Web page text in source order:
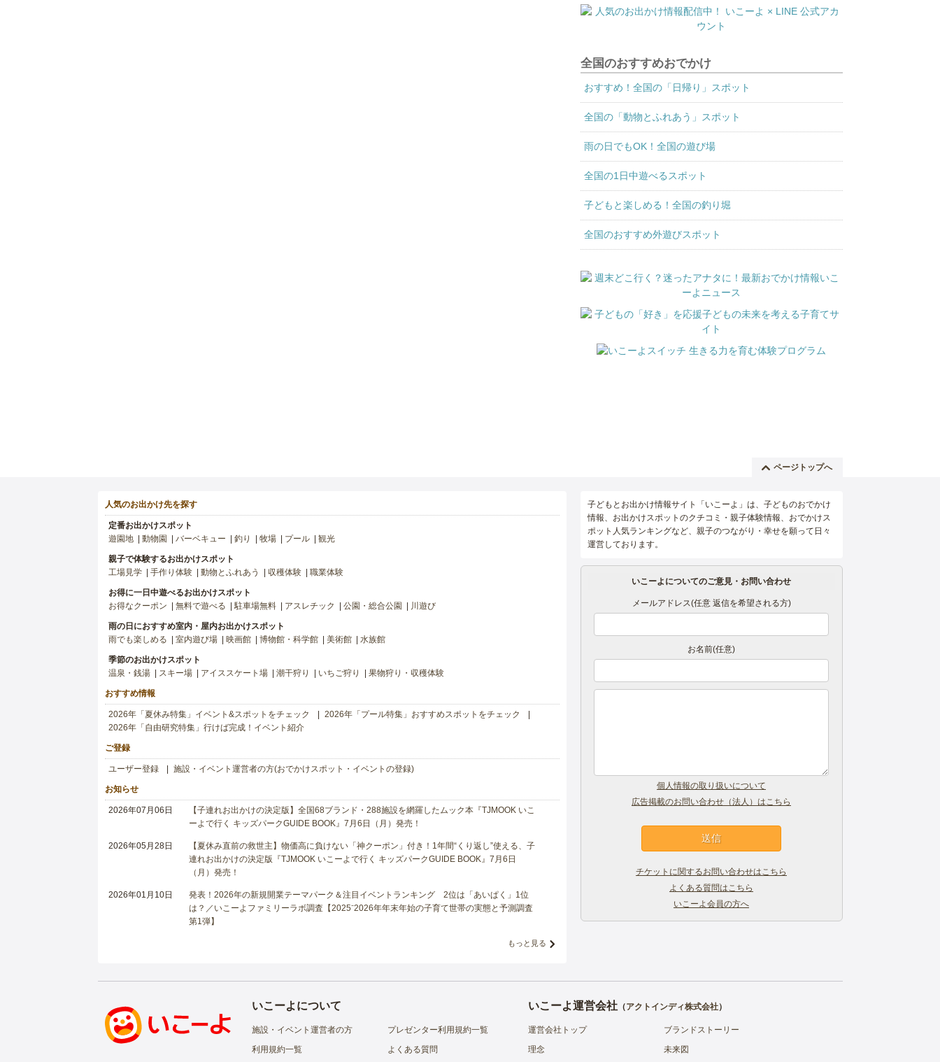
全国のおすすめおでかけ
おすすめ！全国の「日帰り」スポット
全国の「動物とふれあう」スポット
雨の日でもOK！全国の遊び場
全国の1日中遊べるスポット
子どもと楽しめる！全国の釣り堀
全国のおすすめ外遊びスポット
ページトップへ
人気のお出かけ先を探す
定番お出かけスポット
遊園地
動物園 バーベキュー 釣り 牧場 プール 観光
親子で体験するお出かけスポット
工場見学
手作り体験 動物とふれあう 収穫体験 職業体験
お得に一日中遊べるお出かけスポット
お得なクーポン
無料で遊べる 駐車場無料 アスレチック 公園・総合公園 川遊び
雨の日におすすめ室内・屋内お出かけスポット
雨でも楽しめる
室内遊び場 映画館 博物館・科学館 美術館 水族館
季節のお出かけスポット
温泉・銭湯
スキー場 アイススケート場 潮干狩り いちご狩り 果物狩り・収穫体験
おすすめ情報
2026年「夏休み特集」イベント&スポットをチェック
2026年「プール特集」おすすめスポットをチェック
2026年「自由研究特集」行けば完成！イベント紹介
ご登録
ユーザー登録 施設・イベント運営者の方(おでかけスポット・イベントの登録)
お知らせ
2026年07月06日
【子連れお出かけの決定版】全国68ブランド・288施設を網羅したムック本『TJMOOK いこ
ーよで行く キッズパークGUIDE BOOK』7月6日（月）発売！
2026年05月28日
【夏休み直前の救世主】物価高に負けない「神クーポン」付き！1年間“くり返し”使える、子
連れお出かけの決定版『TJMOOK いこーよで行く キッズパークGUIDE BOOK』7月6日
（月）発売！
2026年01月10日
発表！2026年の新規開業テーマパーク＆注目イベントランキング 2位は「あいぱく」1位
は？／いこーよファミリーラボ調査【2025⁻2026年年末年始の子育て世帯の実態と予測調査
第1弾】
もっと見る
子どもとお出かけ情報サイト「いこーよ」は、子どものおでかけ
情報、お出かけスポットのクチコミ・親子体験情報、おでかけス
ポット人気ランキングなど、親子のつながり・幸せを願って日々
運営しております。
いこーよについてのご意見・お問い合わせ
メールアドレス(任意 返信を希望される方)
お名前(任意)
個人情報の取り扱いについて
広告掲載のお問い合わせ（法人）はこちら
チケットに関するお問い合わせはこちら
よくある質問はこちら
いこーよ会員の方へ
いこーよについて
施設・イベント運営者の方
プレゼンター利用規約一覧
利用規約一覧
よくある質問
いこーよ運営会社（アクトインディ株式会社）
運営会社トップ
ブランドストーリー
理念
未来図